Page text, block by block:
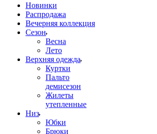
Новинки
Распродажа
Вечерняя коллекция
Сезон
Весна
Лето
Верхняя одежда
Куртки
Пальто
демисезон
Жилеты
утепленные
Низ
Юбки
Брюки